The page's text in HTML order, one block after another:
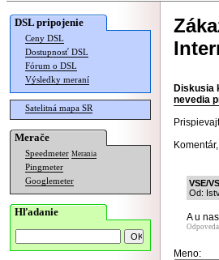
DSL pripojenie
Ceny DSL
Dostupnosť DSL
Fórum o DSL
Výsledky meraní
Satelitná mapa SR
Merače
Speedmeter Merania
Pingmeter
Googlemeter
Hľadanie
Diskusia
nevedia
VSE/
Od:
A u
Meno: